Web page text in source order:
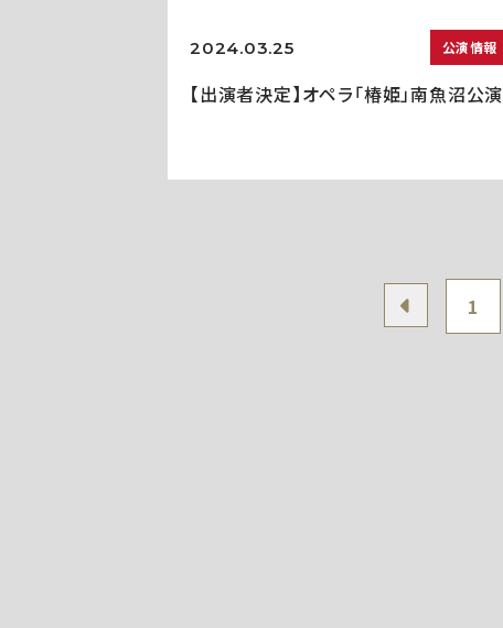
2024.03.25 公演情報
【出演者決定】オペラ「椿姫」南魚沼公演
1